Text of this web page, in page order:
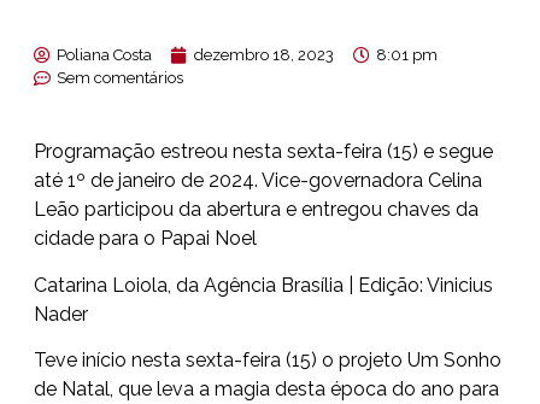
Poliana Costa dezembro 18, 2023
8:01 pm
Sem comentários
Programação estreou nesta sexta-feira (15) e segue
até 1º de janeiro de 2024. Vice-governadora Celina
Leão participou da abertura e entregou chaves da
cidade para o Papai Noel
Catarina Loiola, da Agência Brasília | Edição: Vinicius
Nader
Teve início nesta sexta-feira (15) o projeto Um Sonho
de Natal, que leva a magia desta época do ano para